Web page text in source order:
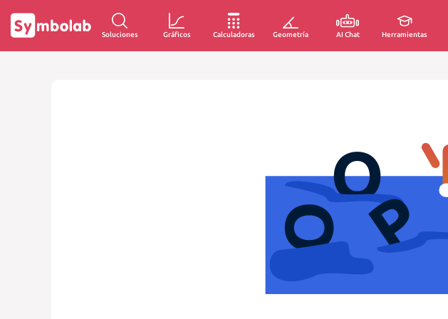
Soluciones Gráficos Calculadoras Geometría AI Chat Herramientas